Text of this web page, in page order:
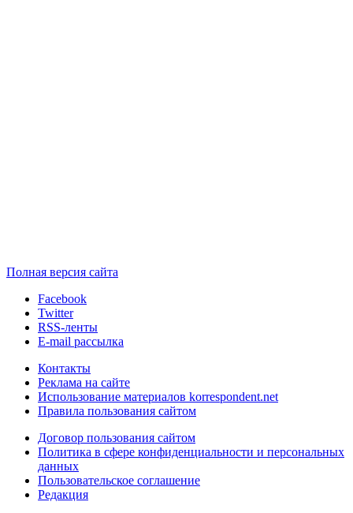
Полная версия сайта
Facebook
Twitter
RSS-ленты
E-mail рассылка
Контакты
Реклама на сайте
Использование материалов korrespondent.net
Правила пользования сайтом
Договор пользования сайтом
Политика в сфере конфиденциальности и персональных
данных
Пользовательское соглашение
Редакция